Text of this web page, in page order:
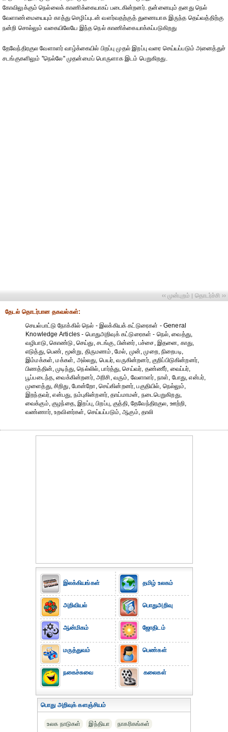
கோவிலுக்கும் நெல்லைக் காணிக்கையாகப் படைகின்றனர். தன்னையும் தனது நெல்
வேளாண்மையையும் காத்து செழிப்புடன் வளர்வதற்குத் துணையாக இருந்த தெய்வத்திற்கு
நன்றி சொல்லும் வகையிலேயே இந்த நெல் காணிக்கையாக்கப்படுகிறது
தேவேந்திரகுல வேளாளர் வாழ்க்கையில் பிறப்பு முதல் இறப்பு வரை செய்யப்படும் அனைத்துச்
சடங்குகளிலும் ''நெல்லே'' முதன்மைப் பொருளாக இடம் பெறுகிறது.
‹‹ முன்புறம் | தொடர்ச்சி ››
தேட‌ல் தொட‌ர்பான தகவ‌ல்க‌ள்:
செயல்பாட்டு நோக்கில் நெல் - இலக்கியக் கட்டுரைகள் - General
Knowledge Articles - பொதுஅறிவுக் கட்டுரைகள் - நெல், வைத்து,
வழிபாடு, கொண்டு, செய்து, சடங்கு, பின்னர், பச்சை, இதனை, காது,
எடுத்து, பெண், மூன்று, திருமணம், மேல், முன், முறை, நிறைபடி,
இம்மக்கள், மக்கள், அல்லது, பெயர், வருகின்றனர், குறிப்பிடுகின்றனர்,
பிணத்தின், முடிந்து, நெல்லில், பார்த்து, செய்வர், தண்ணீர், வைப்பர்,
பூப்படைந்த, வைக்கின்றனர், அரிசி, வரும், வேளாளர், நாள், போது, என்பர்,
முளைத்து, சிறிது, போன்றோ, செய்கின்றனர், பகுதியில், நெல்லும்,
இறந்தவர், என்பது, நம்புகின்றனர், தாய்மாமன், நடைபெறுகிறது,
வைக்கும், குழந்தை, இறப்பு, பிறப்பு, குத்தி, தேவேந்திரகுல, ஊற்றி,
வண்ணார், உறவினர்கள், செய்யப்படும், ஆகும், தாலி
இலக்கியங்கள்
அறிவியல்
ஆன்மிகம்
மருத்துவம்
நகைச்சுவை
தமிழ் உலகம்
பொதுஅறிவு
ஜோதிடம்
பெண்கள்
கலைகள்
பொது அறிவுக் களஞ்சியம்
உலக நாடுகள் இந்தியா நாகரிகங்கள்